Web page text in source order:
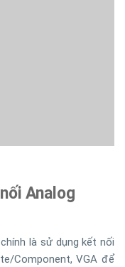
Analog
là sử dụng kết nối
Component, VGA để